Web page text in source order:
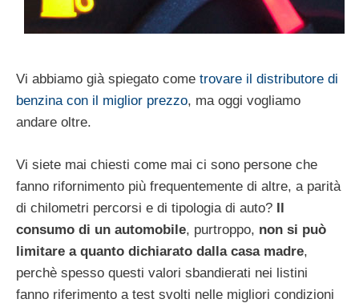
Vi abbiamo già spiegato come trovare il distributore di
benzina con il miglior prezzo, ma oggi vogliamo
andare oltre.
Vi siete mai chiesti come mai ci sono persone che
fanno rifornimento più frequentemente di altre, a parità
di chilometri percorsi e di tipologia di auto? Il
consumo di un automobile, purtroppo, non si può
limitare a quanto dichiarato dalla casa madre,
perchè spesso questi valori sbandierati nei listini
fanno riferimento a test svolti nelle migliori condizioni